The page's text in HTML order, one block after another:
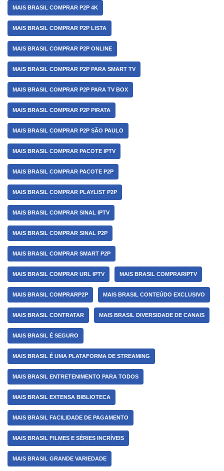
MAIS BRASIL COMPRAR P2P 4K
MAIS BRASIL COMPRAR P2P LISTA
MAIS BRASIL COMPRAR P2P ONLINE
MAIS BRASIL COMPRAR P2P PARA SMART TV
MAIS BRASIL COMPRAR P2P PARA TV BOX
MAIS BRASIL COMPRAR P2P PIRATA
MAIS BRASIL COMPRAR P2P SÃO PAULO
MAIS BRASIL COMPRAR PACOTE IPTV
MAIS BRASIL COMPRAR PACOTE P2P
MAIS BRASIL COMPRAR PLAYLIST P2P
MAIS BRASIL COMPRAR SINAL IPTV
MAIS BRASIL COMPRAR SINAL P2P
MAIS BRASIL COMPRAR SMART P2P
MAIS BRASIL COMPRAR URL IPTV MAIS BRASIL COMPRARIPTV
MAIS BRASIL COMPRARP2P MAIS BRASIL CONTEÚDO EXCLUSIVO
MAIS BRASIL CONTRATAR MAIS BRASIL DIVERSIDADE DE CANAIS
MAIS BRASIL É SEGURO
MAIS BRASIL É UMA PLATAFORMA DE STREAMING
MAIS BRASIL ENTRETENIMENTO PARA TODOS
MAIS BRASIL EXTENSA BIBLIOTECA
MAIS BRASIL FACILIDADE DE PAGAMENTO
MAIS BRASIL FILMES E SÉRIES INCRÍVEIS
MAIS BRASIL GRANDE VARIEDADE